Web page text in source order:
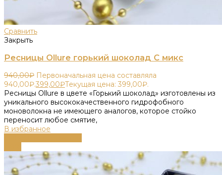
Сравнить
Закрыть
Ресницы Ollure горький шоколад C микс
940,00₽ Первоначальная цена составляла
940,00₽.399,00₽Текущая цена: 399,00₽.
Ресницы Ollure в цвете «Горький шоколад» изготовлены из
уникального высококачественного гидрофобного
моноволокна не имеющего аналогов, которое стойко
переносит любое смятие,
В избранное